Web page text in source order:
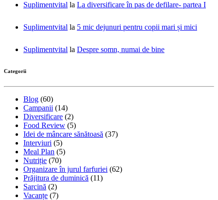
Suplimentvital la La diversificare în pas de defilare- partea I
Suplimentvital la 5 mic dejunuri pentru copii mari și mici
Suplimentvital la Despre somn, numai de bine
Categorii
Blog (60)
Campanii (14)
Diversificare (2)
Food Review (5)
Idei de mâncare sănătoasă (37)
Interviuri (5)
Meal Plan (5)
Nutriție (70)
Organizare în jurul farfuriei (62)
Prăjitura de duminică (11)
Sarcină (2)
Vacanțe (7)